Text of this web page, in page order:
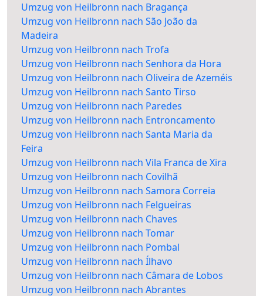
Umzug von Heilbronn nach Bragança
Umzug von Heilbronn nach São João da
Madeira
Umzug von Heilbronn nach Trofa
Umzug von Heilbronn nach Senhora da Hora
Umzug von Heilbronn nach Oliveira de Azeméis
Umzug von Heilbronn nach Santo Tirso
Umzug von Heilbronn nach Paredes
Umzug von Heilbronn nach Entroncamento
Umzug von Heilbronn nach Santa Maria da
Feira
Umzug von Heilbronn nach Vila Franca de Xira
Umzug von Heilbronn nach Covilhã
Umzug von Heilbronn nach Samora Correia
Umzug von Heilbronn nach Felgueiras
Umzug von Heilbronn nach Chaves
Umzug von Heilbronn nach Tomar
Umzug von Heilbronn nach Pombal
Umzug von Heilbronn nach Ílhavo
Umzug von Heilbronn nach Câmara de Lobos
Umzug von Heilbronn nach Abrantes